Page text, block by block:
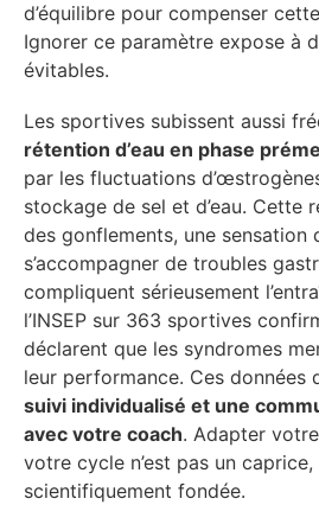
d’équilibre pour compenser
Ignorer ce paramètre expose à
évitables.
Les sportives subissent aussi
rétention d’eau en phase
par les fluctuations
stockage de sel et d’eau. Cette
des gonflements, une sensation
s’accompagner de troubles
compliquent sérieusement
l’INSEP sur 363 sportives
déclarent que les syndromes
leur performance. Ces données
suivi individualisé et une
avec votre coach. Adapter
votre cycle n’est pas un caprice,
scientifiquement fondée.